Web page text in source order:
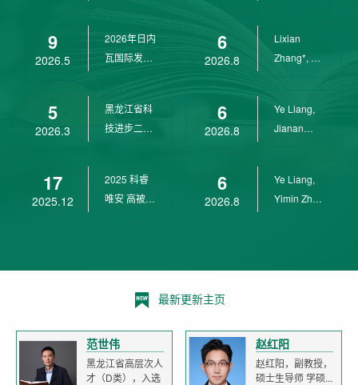
9
2026.5
2026年日内
瓦国际发明
5
2026.3
黑龙江省科
技进步二等
17
2025.12
2025 科睿
唯安 高被引
6
2026.8
Lixian
Zhang*, Ye
6
2026.8
Ye Liang,
Jianan
6
2026.8
Ye Liang,
Yimin Zhu,
最新更新主页
范世伟
黑龙江省高层次人
才（D类），入选
赵红阳
赵红阳，副教授，
硕士生导师 学硕...